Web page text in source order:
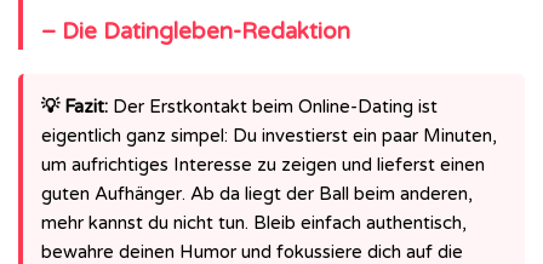
– Die Datingleben-Redaktion
💡 Fazit: Der Erstkontakt beim Online-Dating ist
eigentlich ganz simpel: Du investierst ein paar Minuten,
um aufrichtiges Interesse zu zeigen und lieferst einen
guten Aufhänger. Ab da liegt der Ball beim anderen,
mehr kannst du nicht tun. Bleib einfach authentisch,
bewahre deinen Humor und fokussiere dich auf die